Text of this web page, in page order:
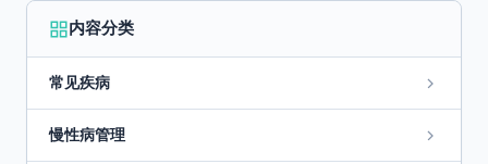
内容分类
常见疾病
慢性病管理